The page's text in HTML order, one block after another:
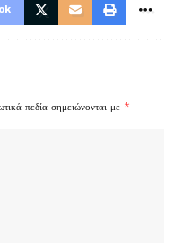
πεδία σημειώνονται με *